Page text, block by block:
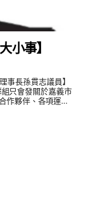
小事】
事長孫貫志議員】
只會發關於嘉義市
作夥伴、各項運動